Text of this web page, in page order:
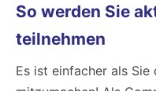
So werden Sie
teilnehmen
Es ist einfacher als